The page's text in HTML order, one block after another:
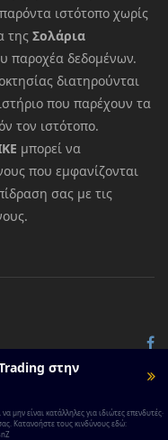
ιστότοπο χωρίς
της Σολάρια
παροχέα δεδομένων.
διατηρούνται
που παρέχουν τα
τον ιστότοπο.
μπορεί να
που εμφανίζονται
σας με τις
στην
μην είναι κατάλληλες για ιδιώτες επενδυτές·
Κατανοήστε τους κινδύνους εδώ: